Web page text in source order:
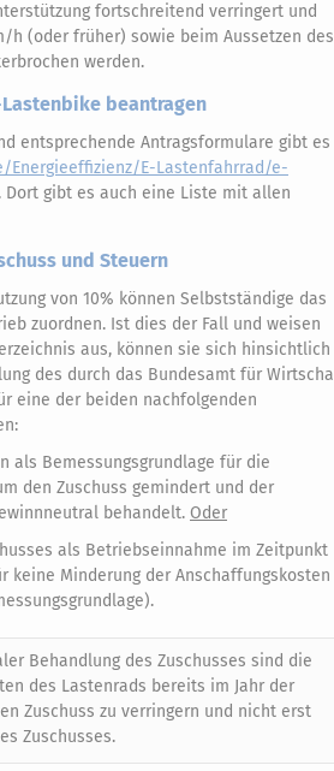
fortschreitend verringert und
h (oder früher) sowie beim Aussetzen des
werden.
beantragen
entsprechende Antragsformulare gibt es
Energieeffizienz/E-Lastenfahrrad/e-
. Dort gibt es auch eine Liste mit allen
und Steuern
von 10% können Selbstständige das
zuordnen. Ist dies der Fall und weisen
aus, können sie sich hinsichtlich
des durch das Bundesamt für
eine der beiden nachfolgenden
als Bemessungsgrundlage für die
den Zuschuss gemindert und der
behandelt. Oder
als Betriebseinnahme im Zeitpunkt
keine Minderung der Anschaffungskosten
Behandlung des Zuschusses sind die
des Lastenrads bereits im Jahr der
Zuschuss zu verringern und nicht erst
Zuschusses.